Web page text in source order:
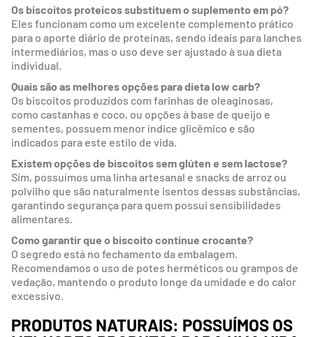
Os biscoitos proteicos substituem o suplemento em pó?
Eles funcionam como um excelente complemento prático
para o aporte diário de proteínas, sendo ideais para lanches
intermediários, mas o uso deve ser ajustado à sua dieta
individual.
Quais são as melhores opções para dieta low carb?
Os biscoitos produzidos com farinhas de oleaginosas,
como castanhas e coco, ou opções à base de queijo e
sementes, possuem menor índice glicêmico e são
indicados para este estilo de vida.
Existem opções de biscoitos sem glúten e sem lactose?
Sim, possuímos uma linha artesanal e snacks de arroz ou
polvilho que são naturalmente isentos dessas substâncias,
garantindo segurança para quem possui sensibilidades
alimentares.
Como garantir que o biscoito continue crocante?
O segredo está no fechamento da embalagem.
Recomendamos o uso de potes herméticos ou grampos de
vedação, mantendo o produto longe da umidade e do calor
excessivo.
PRODUTOS NATURAIS: POSSUÍMOS OS